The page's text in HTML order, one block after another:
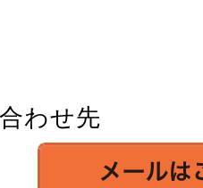
わせ先